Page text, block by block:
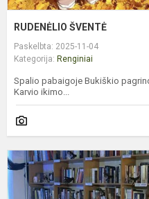
RUDENĖLIO ŠVENTĖ
Paskelbta: 2025-11-04
Kategorija: Renginiai
Spalio pabaigoje Bukiškio
Karvio ikimo...